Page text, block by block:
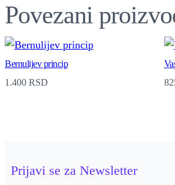
Povezani
Bernulijev princip
1.400 RSD
Prijavi se za Newsletter